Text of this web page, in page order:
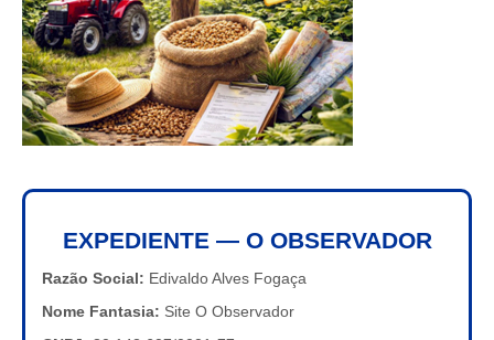
EXPEDIENTE — O OBSERVADOR
Razão Social: Edivaldo Alves Fogaça
Nome Fantasia: Site O Observador